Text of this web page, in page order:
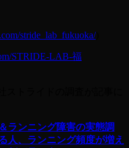
stride_lab_fukuoka/)
STRIDE-LAB-福
ランニング障害の実態調
人、ランニング頻度が増え